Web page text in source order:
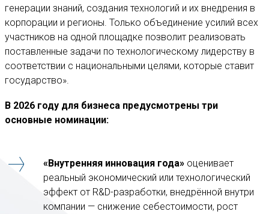
генерации знаний, создания технологий и их внедрения в
корпорации и регионы. Только объединение усилий всех
участников на одной площадке позволит реализовать
поставленные задачи по технологическому лидерству в
соответствии с национальными целями, которые ставит
государство».
В 2026 году для бизнеса предусмотрены три
основные номинации:
«Внутренняя инновация года» оценивает
реальный экономический или технологический
эффект от R&D-разработки, внедрённой внутри
компании — снижение себестоимости, рост